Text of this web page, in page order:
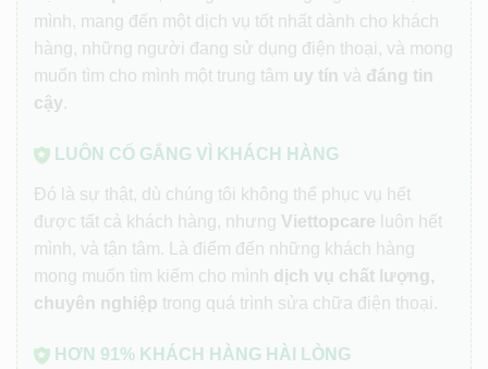
mình, mang đến một dịch vụ tốt nhất dành cho khách
hàng, những người đang sử dụng điện thoại, và mong
muốn tìm cho mình một trung tâm uy tín và đáng tin
cậy.
LUÔN CỐ GẮNG VÌ KHÁCH HÀNG
Đó là sự thật, dù chúng tôi không thể phục vụ hết
được tất cả khách hàng, nhưng Viettopcare luôn hết
mình, và tận tâm. Là điểm đến những khách hàng
mong muốn tìm kiếm cho mình dịch vụ chất lượng,
chuyên nghiệp trong quá trình sửa chữa điện thoại.
HƠN 91% KHÁCH HÀNG HÀI LÒNG